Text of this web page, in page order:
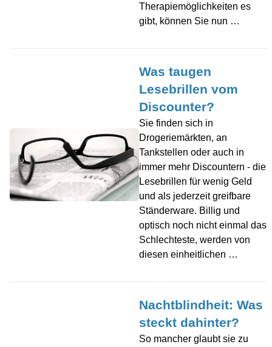
Therapiemöglichkeiten es
gibt, können Sie nun …
Was taugen
Lesebrillen vom
Discounter?
Sie finden sich in
Drogeriemärkten, an
Tankstellen oder auch in
immer mehr Discountern - die
Lesebrillen für wenig Geld
und als jederzeit greifbare
Ständerware. Billig und
optisch noch nicht einmal das
Schlechteste, werden von
diesen einheitlichen …
Nachtblindheit: Was
steckt dahinter?
So mancher glaubt sie zu